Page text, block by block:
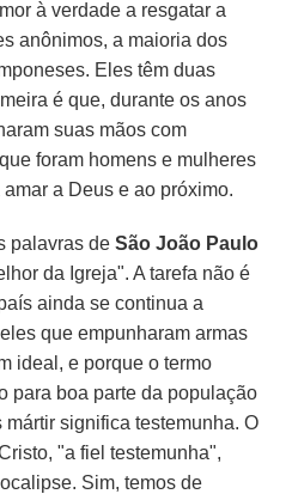
à verdade a resgatar a
anônimos, a maioria dos
Eles têm duas
é que, durante os anos
suas mãos com
foram homens e mulheres
a Deus e ao próximo.
palavras deSão João Paulo
da Igreja". A tarefa não é
ainda se continua a
que empunharam armas
ideal, e porque o termo
para boa parte da população
significa testemunha. O
"a fiel testemunha",
Sim, temos de